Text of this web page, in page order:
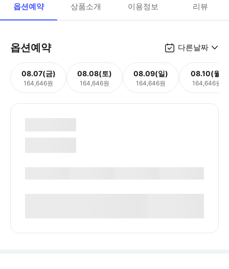
옵션예약 상품소개 이용정보 리뷰
옵션예약 다른날짜
08.07(금)
164,646원
08.08(토)
164,646원
08.09(일)
164,646원
08.10(월)
164,646원